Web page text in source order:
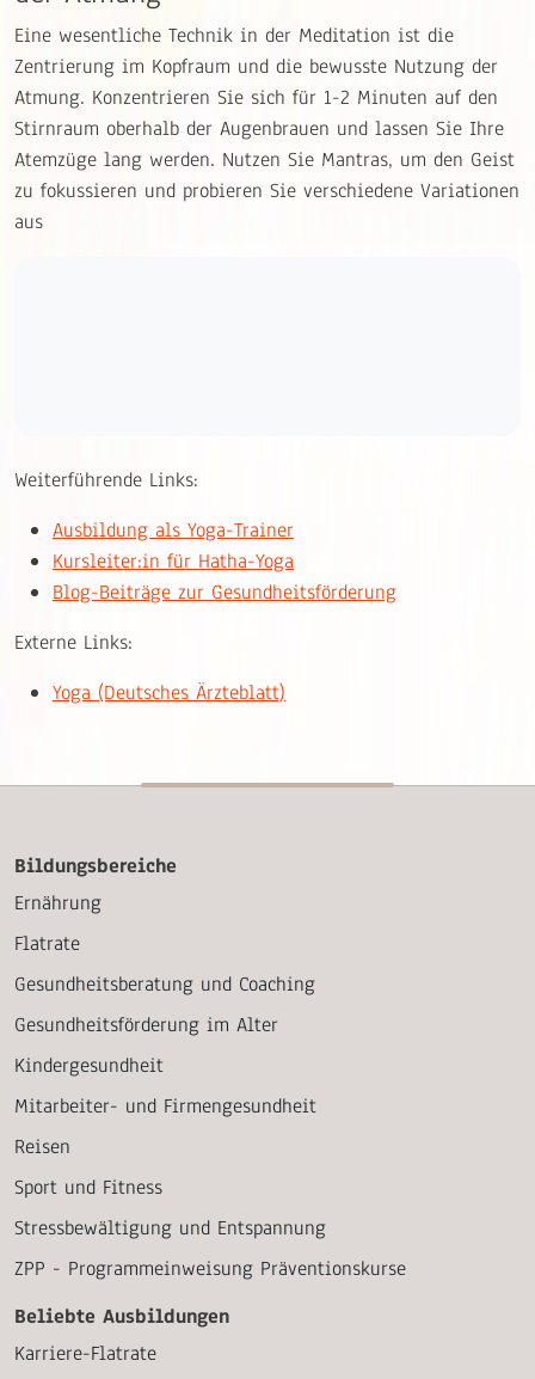
Eine wesentliche Technik in der Meditation ist die
Zentrierung im Kopfraum und die bewusste Nutzung der
Atmung. Konzentrieren Sie sich für 1-2 Minuten auf den
Stirnraum oberhalb der Augenbrauen und lassen Sie Ihre
Atemzüge lang werden. Nutzen Sie Mantras, um den Geist
zu fokussieren und probieren Sie verschiedene Variationen
aus
Weiterführende Links:
Ausbildung als Yoga-Trainer
Kursleiter:in für Hatha-Yoga
Blog-Beiträge zur Gesundheitsförderung
Externe Links:
Yoga (Deutsches Ärzteblatt)
Bildungsbereiche
Ernährung
Flatrate
Gesundheitsberatung und Coaching
Gesundheitsförderung im Alter
Kindergesundheit
Mitarbeiter- und Firmengesundheit
Reisen
Sport und Fitness
Stressbewältigung und Entspannung
ZPP - Programmeinweisung Präventionskurse
Beliebte Ausbildungen
Karriere-Flatrate